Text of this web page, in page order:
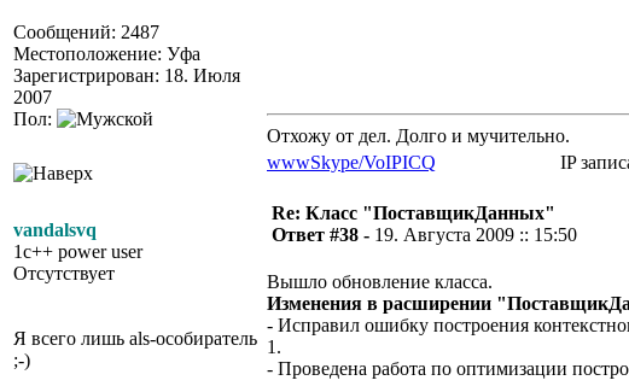
Сообщений: 2487
Местоположение: Уфа
Зарегистрирован: 18. Июля
2007
Пол:
Отхожу от дел. Долго и мучительно.
wwwSkype/VoIPICQ IP
vandalsvq
1c++ power user
Отсутствует
Я всего лишь als-особиратель
;-)
Re: Класс "ПоставщикДанных"
Ответ #38 - 19. Августа 2009 :: 15:50
Вышло обновление класса.
Изменения в расширении
- Исправил ошибку построения
1.
- Проведена работа по оптимизации